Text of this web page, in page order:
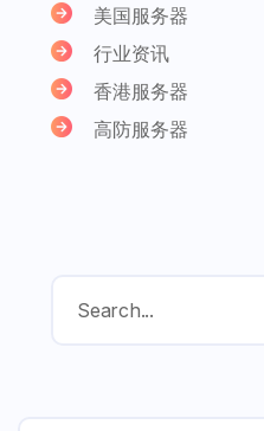
美国服务器
行业资讯
香港服务器
高防服务器